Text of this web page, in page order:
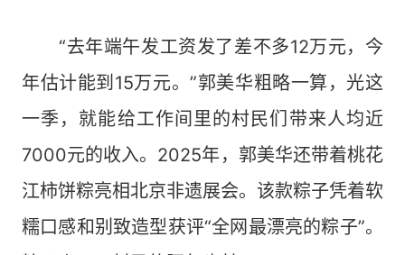
“去年端午发工资发了差不多12万元，今
年估计能到15万元。”郭美华粗略一算，光这
一季，就能给工作间里的村民们带来人均近
7000元的收入。2025年，郭美华还带着桃花
江柿饼粽亮相北京非遗展会。该款粽子凭着软
糯口感和别致造型获评“全网最漂亮的粽子”。